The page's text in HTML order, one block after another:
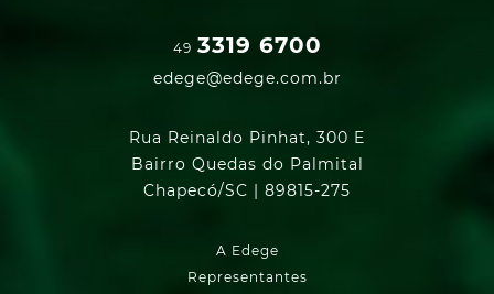
49 3319 6700
edege@edege.com.br
Rua Reinaldo Pinhat, 300 E
Bairro Quedas do Palmital
Chapecó/SC | 89815-275
A Edege
Representantes